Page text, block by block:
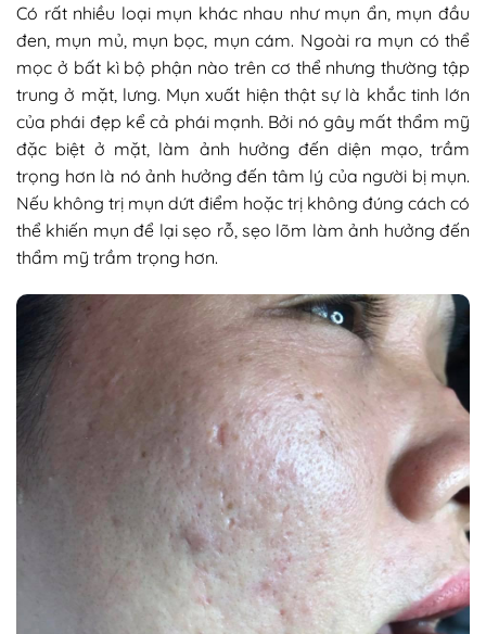
Có rất nhiều loại mụn khác nhau như mụn ẩn, mụn đầu
đen, mụn mủ, mụn bọc, mụn cám. Ngoài ra mụn có thể
mọc ở bất kì bộ phận nào trên cơ thể nhưng thường tập
trung ở mặt, lưng. Mụn xuất hiện thật sự là khắc tinh lớn
của phái đẹp kể cả phái mạnh. Bởi nó gây mất thẩm mỹ
đặc biệt ở mặt, làm ảnh hưởng đến diện mạo, trầm
trọng hơn là nó ảnh hưởng đến tâm lý của người bị mụn.
Nếu không trị mụn dứt điểm hoặc trị không đúng cách có
thể khiến mụn để lại sẹo rỗ, sẹo lõm làm ảnh hưởng đến
thẩm mỹ trầm trọng hơn.